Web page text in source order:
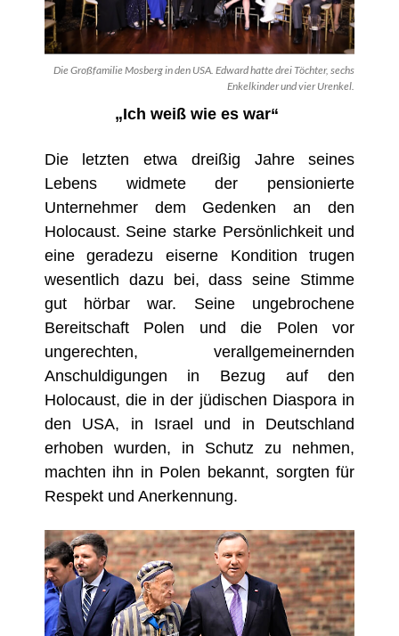
Die Großfamilie Mosberg in den USA. Edward hatte drei Töchter, sechs
Enkelkinder und vier Urenkel.
„Ich weiß wie es war“
Die letzten etwa dreißig Jahre seines
Lebens widmete der pensionierte
Unternehmer dem Gedenken an den
Holocaust. Seine starke Persönlichkeit und
eine geradezu eiserne Kondition trugen
wesentlich dazu bei, dass seine Stimme
gut hörbar war. Seine ungebrochene
Bereitschaft Polen und die Polen vor
ungerechten, verallgemeinernden
Anschuldigungen in Bezug auf den
Holocaust, die in der jüdischen Diaspora in
den USA, in Israel und in Deutschland
erhoben wurden, in Schutz zu nehmen,
machten ihn in Polen bekannt, sorgten für
Respekt und Anerkennung.